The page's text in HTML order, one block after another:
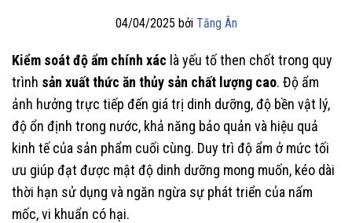
04/04/2025 bởi Tăng Ân
Kiểm soát độ ẩm chính xác là yếu tố then chốt trong quy
trình sản xuất thức ăn thủy sản chất lượng cao. Độ ẩm
ảnh hưởng trực tiếp đến giá trị dinh dưỡng, độ bền vật lý,
độ ổn định trong nước, khả năng bảo quản và hiệu quả
kinh tế của sản phẩm cuối cùng. Duy trì độ ẩm ở mức tối
ưu giúp đạt được mật độ dinh dưỡng mong muốn, kéo dài
thời hạn sử dụng và ngăn ngừa sự phát triển của nấm
mốc, vi khuẩn có hại.